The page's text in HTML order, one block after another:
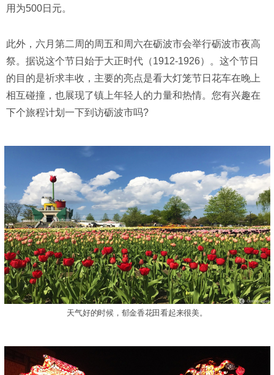
用为500日元。
此外，六月第二周的周五和周六在砺波市会举行砺波市夜高
祭。据说这个节日始于大正时代（1912-1926）。这个节日
的目的是祈求丰收，主要的亮点是看大灯笼节日花车在晚上
相互碰撞，也展现了镇上年轻人的力量和热情。您有兴趣在
下个旅程计划一下到访砺波市吗?
天气好的时候，郁金香花田看起来很美。